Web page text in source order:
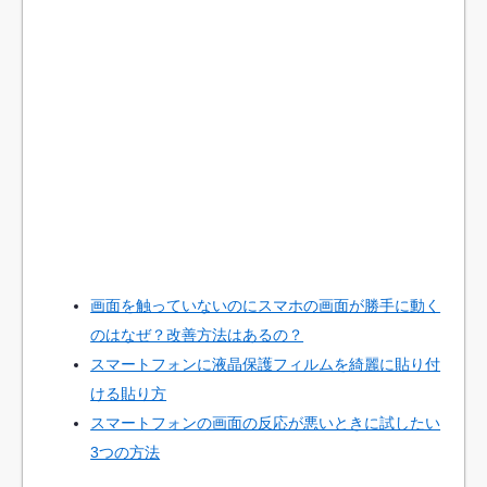
画面を触っていないのにスマホの画面が勝手に動く
のはなぜ？改善方法はあるの？
スマートフォンに液晶保護フィルムを綺麗に貼り付
ける貼り方
スマートフォンの画面の反応が悪いときに試したい
3つの方法